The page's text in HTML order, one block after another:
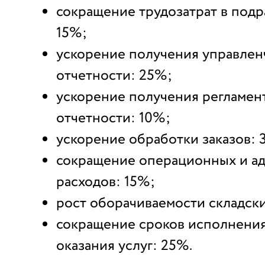
сокращение трудозатрат в
15%;
ускорение получения
отчетности: 25%;
ускорение получения
отчетности: 10%;
ускорение обработки заказов:
сокращение операционных и
расходов: 15%;
рост оборачиваемости
сокращение сроков
оказания услуг: 25%.